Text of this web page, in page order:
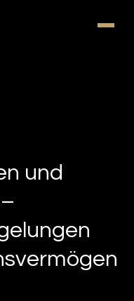
und